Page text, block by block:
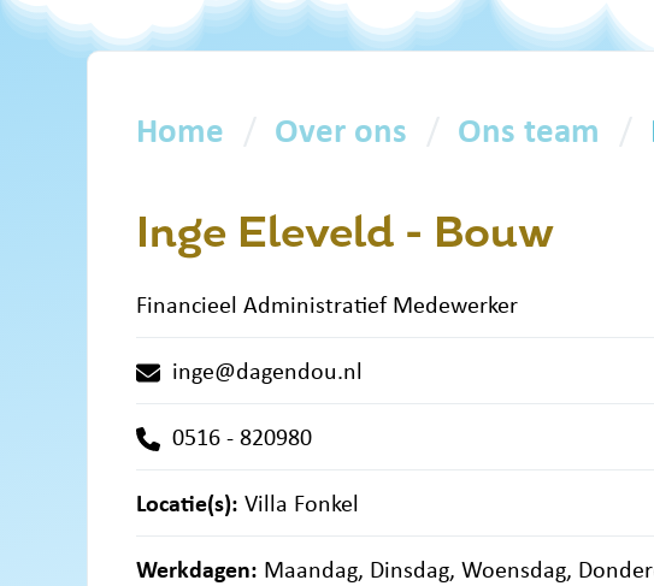
Home Over ons Ons team
Inge Eleveld - Bouw
Financieel Administratief Medewerker
inge@dagendou.nl
0516 - 820980
Locatie(s): Villa Fonkel
Werkdagen: Maandag, Dinsdag, Woensdag,